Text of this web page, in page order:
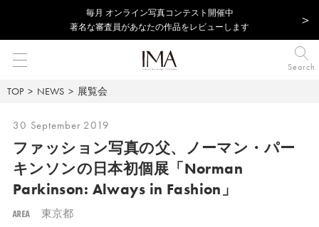
毎⽉ オンライン写真コンテスト開催中
著名な審査員があなたの作品をレビューします
Search
TOP NEWS 展覧会
30 September 2019
ファッション写真の父、ノーマン・パー
キンソンの日本初個展「Norman
Parkinson: Always in Fashion」
AREA 東京都